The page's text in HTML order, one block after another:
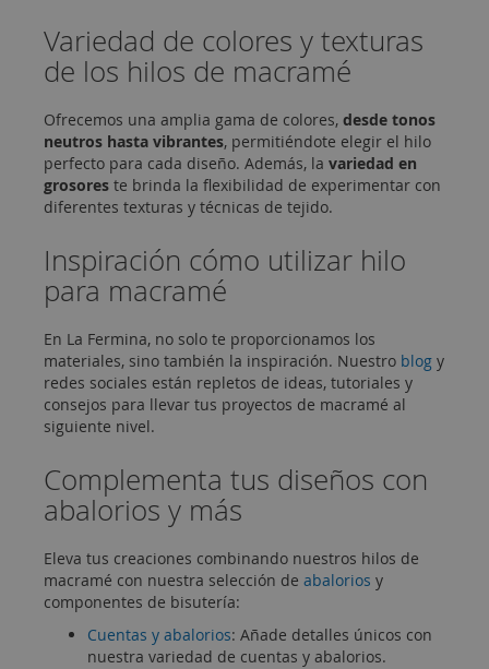
Variedad de colores y texturas
de los hilos de macramé
Ofrecemos una amplia gama de colores, desde tonos
neutros hasta vibrantes, permitiéndote elegir el hilo
perfecto para cada diseño. Además, la variedad en
grosores te brinda la flexibilidad de experimentar con
diferentes texturas y técnicas de tejido.
Inspiración cómo utilizar hilo
para macramé
En La Fermina, no solo te proporcionamos los
materiales, sino también la inspiración. Nuestro blog y
redes sociales están repletos de ideas, tutoriales y
consejos para llevar tus proyectos de macramé al
siguiente nivel.
Complementa tus diseños con
abalorios y más
Eleva tus creaciones combinando nuestros hilos de
macramé con nuestra selección de abalorios y
componentes de bisutería:
Cuentas y abalorios: Añade detalles únicos con
nuestra variedad de cuentas y abalorios.